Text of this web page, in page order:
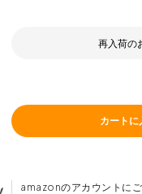
再入荷の
カートに
amazonのアカウントにご